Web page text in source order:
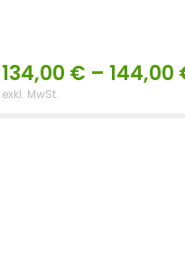
134,00 € – 144,00
exkl. MwSt.